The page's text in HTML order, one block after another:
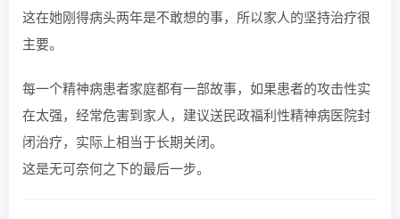
这在她刚得病头两年是不敢想的事，所以家人的坚持治疗很
主要。
每一个精神病患者家庭都有一部故事，如果患者的攻击性实
在太强，经常危害到家人，建议送民政福利性精神病医院封
闭治疗，实际上相当于长期关闭。
这是无可奈何之下的最后一步。